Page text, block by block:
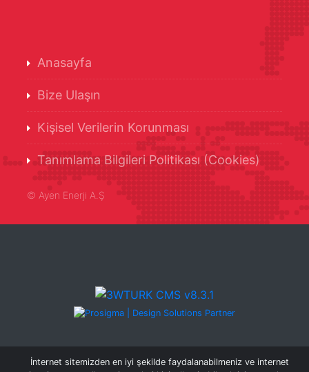
İnternet sitemizden en iyi şekilde faydalanabilmeniz ve internet
Anasayfa
Bize Ulaşın
Kişisel Verilerin Korunması
Tanımlama Bilgileri Politikası (Cookies)
© Ayen Enerji A.Ş